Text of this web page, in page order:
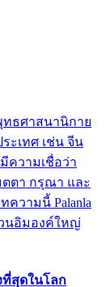
ทธศาสนานิกาย
ะเทศ เช่น จีน
ความเชื่อว่า
ตา กรุณา และ
วามนี้ Palanla
นอิมองค์ใหญ่
สุดในโลก